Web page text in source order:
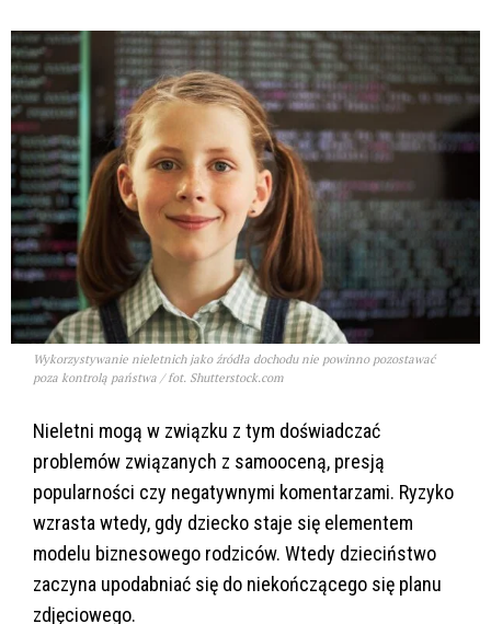
Wykorzystywanie nieletnich jako źródła dochodu nie powinno pozostawać
poza kontrolą państwa / fot. Shutterstock.com
Nieletni mogą w związku z tym doświadczać
problemów związanych z samooceną, presją
popularności czy negatywnymi komentarzami. Ryzyko
wzrasta wtedy, gdy dziecko staje się elementem
modelu biznesowego rodziców. Wtedy dzieciństwo
zaczyna upodabniać się do niekończącego się planu
zdjęciowego.